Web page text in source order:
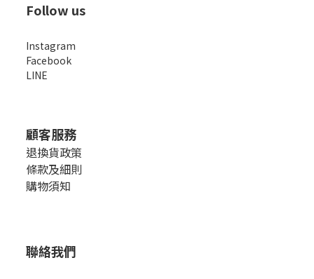
Follow us
Instagram
Facebook
LINE
顧客服務
退換貨政策
條款及細則
購物須知
聯絡我們